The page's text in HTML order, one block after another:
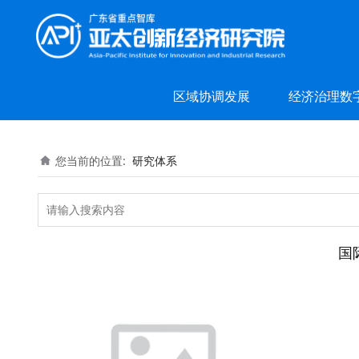
区域协调发展 经济治理数
您当前的位置: 研究体系
国